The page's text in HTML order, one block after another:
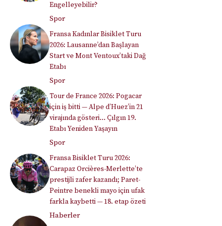
Engelleyebilir?
Spor
Fransa Kadınlar Bisiklet Turu
2026: Lausanne’dan Başlayan
Start ve Mont Ventoux’taki Dağ
Etabı
Spor
Tour de France 2026: Pogacar
için iş bitti — Alpe d’Huez’in 21
virajında gösteri… Çılgın 19.
Etabı Yeniden Yaşayın
Spor
Fransa Bisiklet Turu 2026:
Carapaz Orcières-Merlette’te
prestijli zafer kazandı; Paret-
Peintre benekli mayo için ufak
farkla kaybetti — 18. etap özeti
Haberler